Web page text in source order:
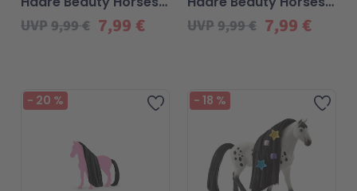
Star Wars™
Technic
Aktion
Spiel-Ei
7,99 €
UVP9,99 €
Choco 7,99 €
UVP9,99 €
Blond
Zur Wunschliste hinzufügen
- 20 % Zur
- 18 %